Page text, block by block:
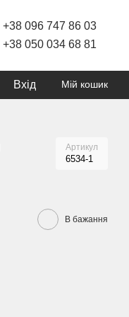
+38 096 747 86 03
+38 050 034 68 81
Вхід Мій кошик
Артикул
6534-1
В бажання